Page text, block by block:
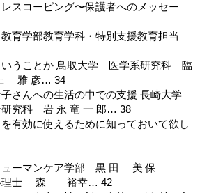
スコーピング〜保護者へのメッセー
育学部教育学科・特別支援教育担当
いうことか 鳥取大学 医学系研究科 臨
雅 彦… 34
さんへの生活の中での支援 長崎大学
研究科 岩 永 竜 一 郎… 38
有効に使えるために知っておいて欲し
ューマンケア学部 黒 田 美 保
理士 森 裕幸… 42